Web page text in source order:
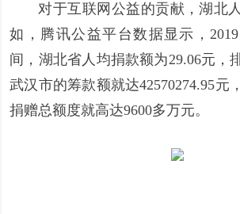
对于互联网公益的贡献，湖北
如，腾讯公益平台数据显示，
间，湖北省人均捐款额为29.06元，
武汉市的筹款额就达42570274.95元
捐赠总额度就高达9600多万元。